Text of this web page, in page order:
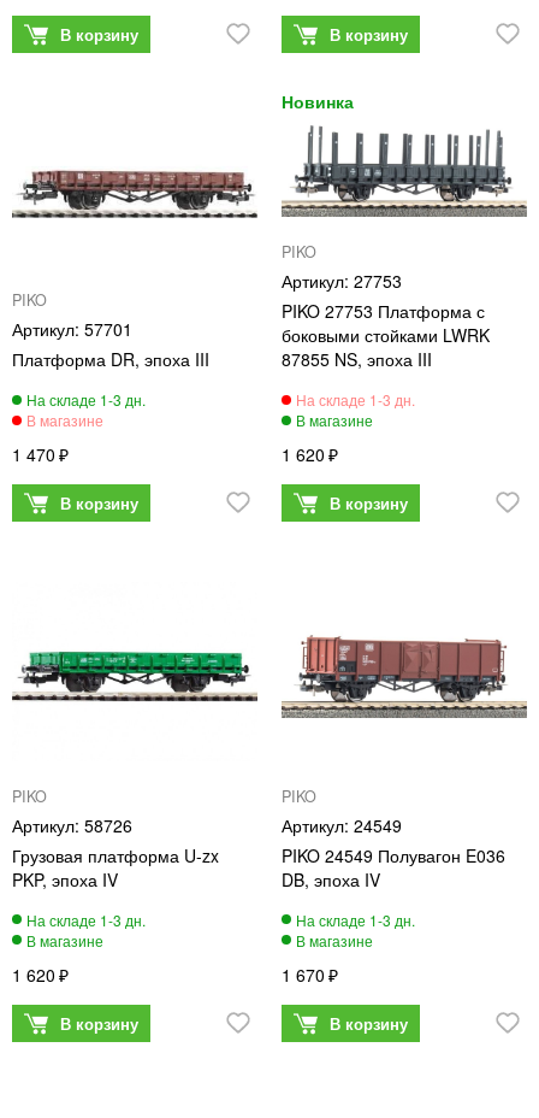
PIKO
57701
Платформа DR, эпоха III
1 470
PIKO
27753
PIKO 27753 Платформа с
боковыми стойками LWRK
87855 NS, эпоха III
1 620
PIKO
58726
Грузовая платформа U-zx
PKP, эпоха IV
1 620
PIKO
24549
PIKO 24549 Полувагон E036
DB, эпоха IV
1 670